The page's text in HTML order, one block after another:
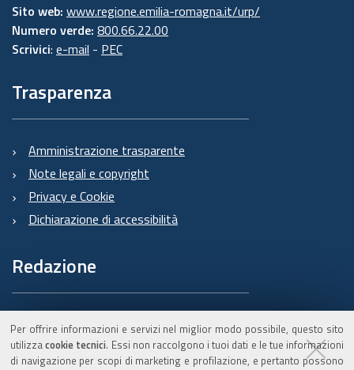
Per offrire informazioni e servizi nel miglior modo possibile, questo sito
utilizzacookie tecnici. Essi non raccolgono i tuoi dati e le tue informazioni
di navigazione per scopi di marketing e profilazione, e pertanto possono
Sito web: www.regione.emilia-romagna.it/urp/
Numero verde: 800.66.22.00
Scrivici: e-mail - PEC
Trasparenza
Amministrazione trasparente
Note legali e copyright
Privacy e Cookie
Dichiarazione di accessibilità
Redazione
Informazioni sul Burert
e contatti